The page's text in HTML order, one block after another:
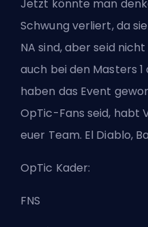
Jetzt könnte man
Schwung verliert, da
NA sind, aber seid
auch bei den Masters
haben das Event
OpTic-Fans seid, habt
euer Team. El Diablo,
OpTic Kader:
FNS